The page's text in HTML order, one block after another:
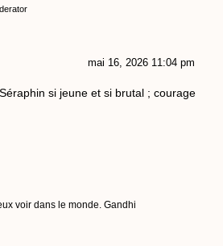
mai 16, 2026 11:04 pm
si jeune et si brutal ; courage
voir dans le monde. Gandhi